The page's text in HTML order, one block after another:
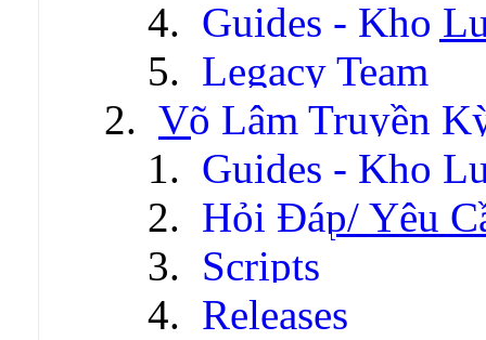
Guides - Kho
Legacy Team
Võ Lâm Truyền
Guides - Kho
Hỏi Đáp/ Yêu
Scripts
Releases